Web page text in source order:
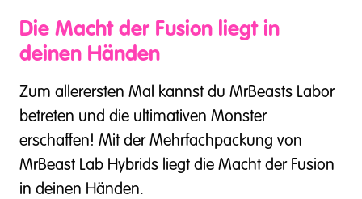
Die Macht der Fusion liegt in
deinen Händen
Zum allerersten Mal kannst du MrBeasts Labor
betreten und die ultimativen Monster
erschaffen! Mit der Mehrfachpackung von
MrBeast Lab Hybrids liegt die Macht der Fusion
in deinen Händen.